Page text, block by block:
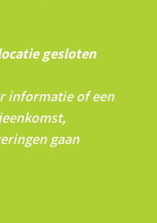
gesloten
informatie of een
gaan